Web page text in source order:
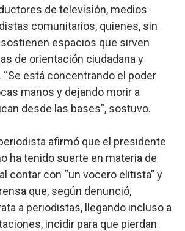
de televisión, medios
comunitarios, quienes, sin
espacios que sirven
de orientación ciudadana y
está concentrando el poder
manos y dejando morir a
desde las bases”, sostuvo.
afirmó que el presidente
ha tenido suerte en materia de
contar con “un vocero elitista” y
que, según denunció,
a periodistas, llegando incluso a
incidir para que pierdan